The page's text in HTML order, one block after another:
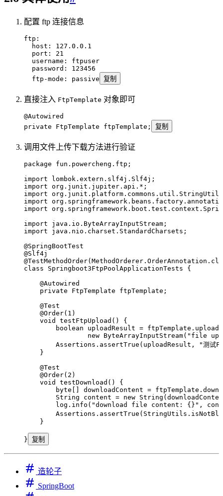
配置 ftp 连接信息
ftp :
  host
:
127.0.0.1
  port
:
21
  username
:
ftpuser
  password
:
123456
  ftp-mode
: passive 复制
直接注入 FtpTemplate 对象即可
@Autowired
private FtpTemplate ftpTemplate ; 复制
调用文件上传下载方法进行验证
package fun . powercheng . ftp ;
import lombok . extern . slf4j . Slf4j ;
import org . junit . jupiter . api . * ;
import org . junit . platform . commons . util . StringUtils
import org . springframework . beans . factory .
import org . springframework . boot . test . context .
import java . io . ByteArrayInputStream ;
import java . nio . charset . StandardCharsets ;
@SpringBootTest
@Slf4j
@TestMethodOrder( MethodOrderer . OrderAnnotation .
class Springboot3FtpPoolApplicationTests {
    @
Autowired
    private
FtpTemplate ftpTemplate ;
    @
Test
    @
Order( 1 )
    void
testFtpUpload ()
{
        boolean
uploadResult = ftpTemplate . upload
                new
ByteArrayInputStream( " file
        Assertions
. assertTrue ( uploadResult , "测试
    }
    @
Test
    @
Order( 2 )
    void
testDownload ()
{
        byte
downloadContent = ftpTemplate .
        String
content = new String (
        log
. info ( "download file content: {} " ,
        Assertions
. assertTrue ( StringUtils .
    }
} 复制
造轮子
SpringBoot